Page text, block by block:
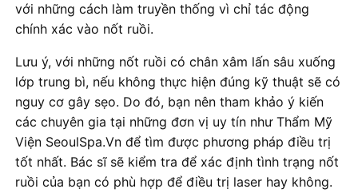
với những cách làm truyền thống vì chỉ tác động
chính xác vào nốt ruồi.
Lưu ý, với những nốt ruồi có chân xâm lấn sâu xuống
lớp trung bì, nếu không thực hiện đúng kỹ thuật sẽ có
nguy cơ gây sẹo. Do đó, bạn nên tham khảo ý kiến
các chuyên gia tại những đơn vị uy tín như Thẩm Mỹ
Viện SeoulSpa.Vn để tìm được phương pháp điều trị
tốt nhất. Bác sĩ sẽ kiểm tra để xác định tình trạng nốt
ruồi của bạn có phù hợp để điều trị laser hay không.